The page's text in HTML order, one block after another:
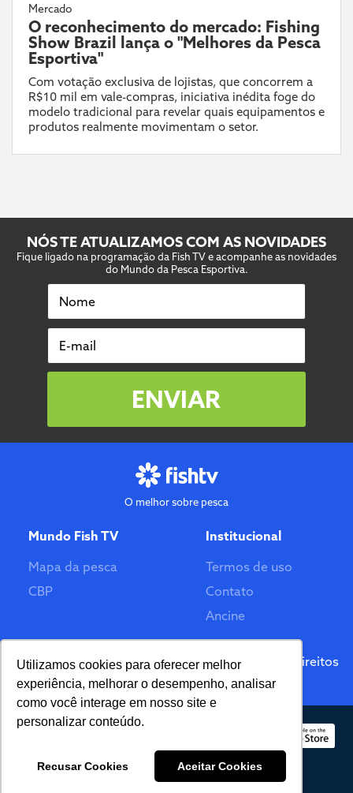
Utilizamos cookies para oferecer melhor
experiência, melhorar o desempenho, analisar
como você interage em nosso site e
personalizar conteúdo.
Recusar Cookies Aceitar Cookies
Mercado
O reconhecimento do mercado: Fishing
Show Brazil lança o "Melhores da Pesca
Esportiva"
Com votação exclusiva de lojistas, que concorrem a
R$10 mil em vale-compras, iniciativa inédita foge do
modelo tradicional para revelar quais equipamentos e
produtos realmente movimentam o setor.
NÓS TE ATUALIZAMOS COM AS NOVIDADES
Fique ligado na programação da Fish TV e acompanhe as novidades
do Mundo da Pesca Esportiva.
Nome
E-mail
ENVIAR
O melhor sobre pesca
Mundo Fish TV
Mapa da pesca
CBP
Institucional
Termos de uso
Contato
Ancine
Feito por
© 2026 Fish TV - Todos Direitos
Reservados. Versão 2.0